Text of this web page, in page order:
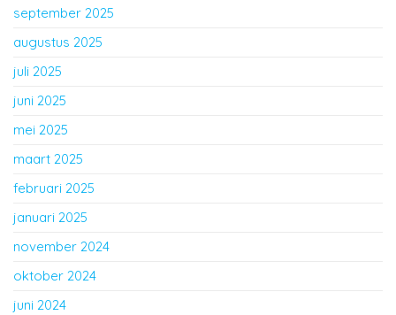
september 2025
augustus 2025
juli 2025
juni 2025
mei 2025
maart 2025
februari 2025
januari 2025
november 2024
oktober 2024
juni 2024